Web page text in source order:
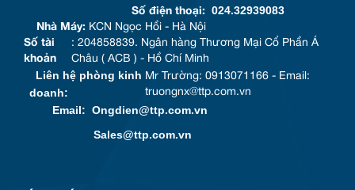
Số điện thoại:
024.32939083
Nhà Máy: KCN Ngọc Hồi - Hà Nội
Số tài
khoản
: 204858839. Ngân hàng Thương Mại Cổ Phần Á
Châu ( ACB ) - Hồ Chí Minh
Liên hệ phòng kinh
doanh:
Mr Trường: 0913071166 - Email:
truongnx@ttp.com.vn
Email: Ongdien@ttp.com.vn
Sales@ttp.com.vn